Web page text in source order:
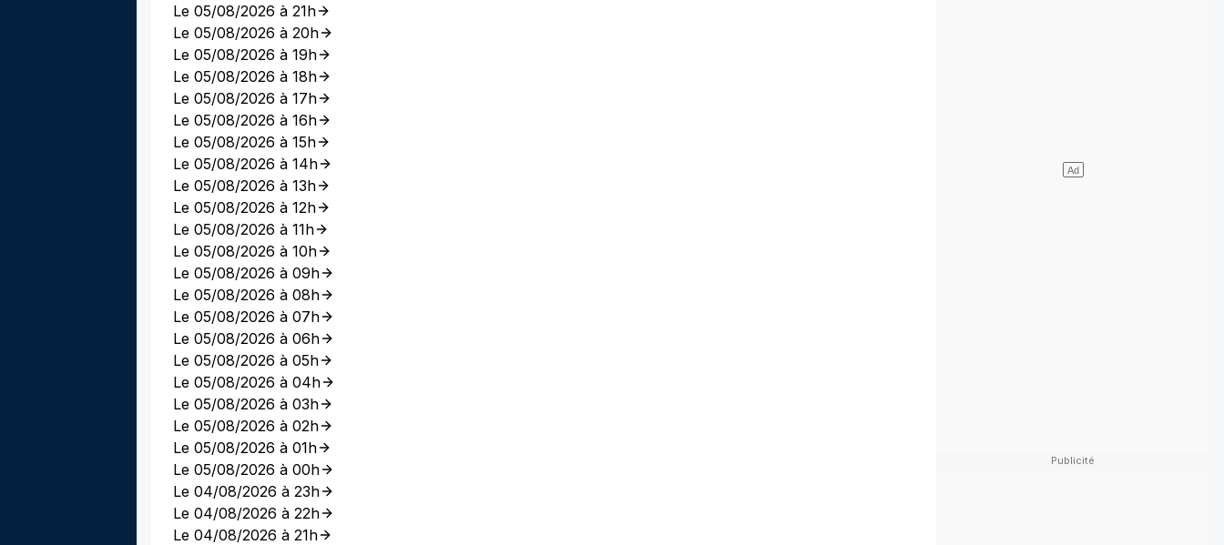
Le 05/08/2026 à 21h
Le 05/08/2026 à 20h
Le 05/08/2026 à 19h
Le 05/08/2026 à 18h
Le 05/08/2026 à 17h
Le 05/08/2026 à 16h
Le 05/08/2026 à 15h
Le 05/08/2026 à 14h
Le 05/08/2026 à 13h
Le 05/08/2026 à 12h
Le 05/08/2026 à 11h
Le 05/08/2026 à 10h
Le 05/08/2026 à 09h
Le 05/08/2026 à 08h
Le 05/08/2026 à 07h
Le 05/08/2026 à 06h
Le 05/08/2026 à 05h
Le 05/08/2026 à 04h
Le 05/08/2026 à 03h
Le 05/08/2026 à 02h
Le 05/08/2026 à 01h
Le 05/08/2026 à 00h
Le 04/08/2026 à 23h
Le 04/08/2026 à 22h
Le 04/08/2026 à 21h